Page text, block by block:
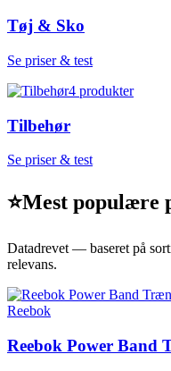
Tøj & Sko
Se priser & test
4 produkter
Tilbehør
Se priser & test
⭐Mest populære
Datadrevet — baseret på
relevans.
Reebok
Reebok Power Band